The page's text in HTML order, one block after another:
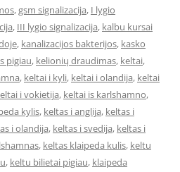
,gsm signalizacija, I lygio
, III lygio signalizacija, kalbu kursai
, kanalizacijos bakterijos, kasko
pigiau, kelionių draudimas, keltai,
, keltai i kyli, keltai i olandija, keltai
i vokietija, keltai is karlshamno,
kylis, keltas i anglija, keltas i
i olandija, keltas i svedija, keltas i
, keltas klaipeda kulis, keltu
, keltu bilietai pigiau, klaipeda